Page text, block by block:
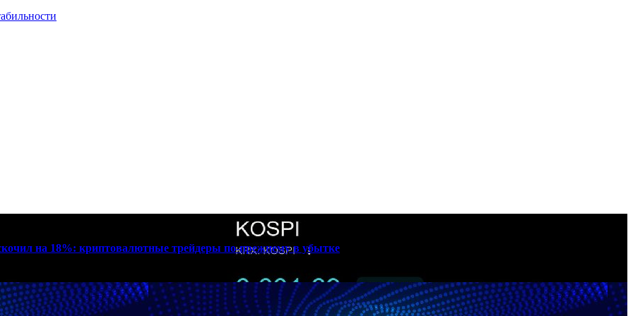
на 18%: криптовалютные трейдеры по-прежнему в убытке